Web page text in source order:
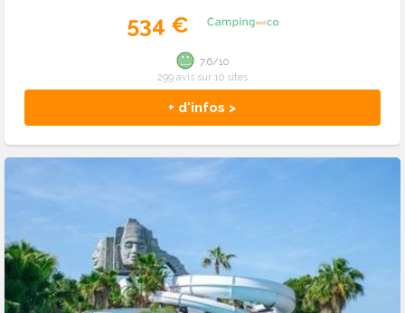
534 €
+ d'infos >
7.6/10
299 avis sur 10 sites